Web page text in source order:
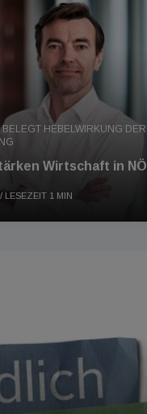
HEBELWIRKUNG DER
Wirtschaft in NÖ
/ LESEZEIT 1 MIN